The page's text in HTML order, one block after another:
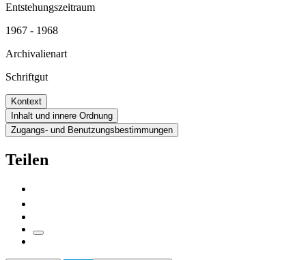
Entstehungszeitraum
1967 - 1968
Archivalienart
Schriftgut
Kontext
Inhalt und innere Ordnung
Zugangs- und Benutzungsbestimmungen
Teilen